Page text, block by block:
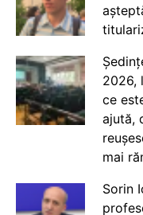
2026,
ce
ajută,
mai
Sorin